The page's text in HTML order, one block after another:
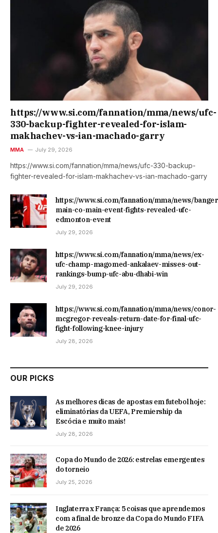
https://www.si.com/fannation/mma/news/ufc-
330-backup-fighter-revealed-for-islam-
makhachev-vs-ian-machado-garry
MMA July 29, 2026
https://www.si.com/fannation/mma/news/ufc-330-backup-
fighter-revealed-for-islam-makhachev-vs-ian-machado-garry
https://www.si.com/fannation/mma/news/
main-co-main-event-fights-revealed-ufc-
edmonton-event
July 29, 2026
https://www.si.com/fannation/mma/news/ex-
ufc-champ-magomed-ankalaev-misses-out-
rankings-bump-ufc-abu-dhabi-win
July 29, 2026
https://www.si.com/fannation/mma/news/conor-
mcgregor-reveals-return-date-for-final-ufc-
fight-following-knee-injury
July 28, 2026
OUR PICKS
As melhores dicas de apostas em futebol hoje:
eliminatórias da UEFA, Premiership da
Escócia e muito mais!
July 28, 2026
Copa do Mundo de 2026: estrelas emergentes
do torneio
July 25, 2026
Inglaterra x França: 5 coisas que aprendemos
com a final de bronze da Copa do Mundo FIFA
de 2026